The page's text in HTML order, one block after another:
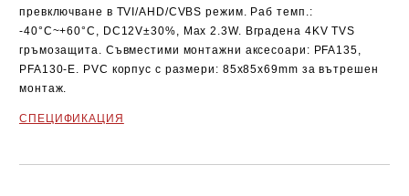
превключване в TVI/AHD/CVBS режим. Раб темп.:
-40°C~+60°C , DC12V±30%, Max 2.3W. Вградена 4KV TVS
гръмозащита. Съвместими монтажни аксесоари: PFA135,
PFA130-E. PVC корпус с размери: 85x85x69mm за вътрешен
монтаж.
СПЕЦИФИКАЦИЯ